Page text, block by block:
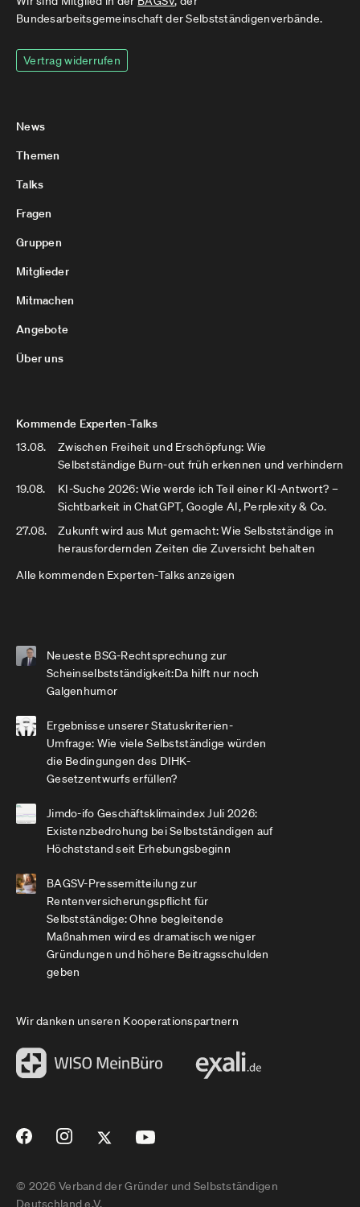
Bundesarbeitsgemeinschaft der Selbstständigenverbände.
Vertrag widerrufen
News
Themen
Talks
Fragen
Gruppen
Mitglieder
Mitmachen
Angebote
Über uns
Kommende Experten-Talks
13.08.
Zwischen Freiheit und Erschöpfung: Wie
Selbstständige Burn-out früh erkennen und verhindern
19.08.
KI-Suche 2026: Wie werde ich Teil einer KI-Antwort? –
Sichtbarkeit in ChatGPT, Google AI, Perplexity & Co.
27.08.
Zukunft wird aus Mut gemacht: Wie Selbstständige in
herausfordernden Zeiten die Zuversicht behalten
Alle kommenden Experten-Talks anzeigen
Neueste BSG-Rechtsprechung zur
Scheinselbstständigkeit:Da hilft nur noch
Galgenhumor
Ergebnisse unserer Statuskriterien-
Umfrage: Wie viele Selbstständige würden
die Bedingungen des DIHK-
Gesetzentwurfs erfüllen?
Jimdo-ifo Geschäftsklimaindex Juli 2026:
Existenzbedrohung bei Selbstständigen auf
Höchststand seit Erhebungsbeginn
BAGSV-Pressemitteilung zur
Rentenversicherungspflicht für
Selbstständige: Ohne begleitende
Maßnahmen wird es dramatisch weniger
Gründungen und höhere Beitragsschulden
geben
Wir danken unseren Kooperationspartnern
© 2026 Verband der Gründer und Selbstständigen
Deutschland e.V.